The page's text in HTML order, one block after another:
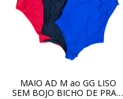
MAIO AD M ao GG LISO
SEM BOJO BICHO DE PRAIA